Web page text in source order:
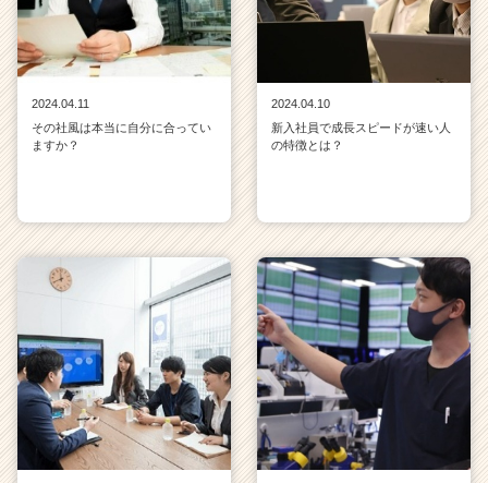
2024.04.11
その社風は本当に自分に合ってい
ますか？
2024.04.10
新入社員で成長スピードが速い人
の特徴とは？